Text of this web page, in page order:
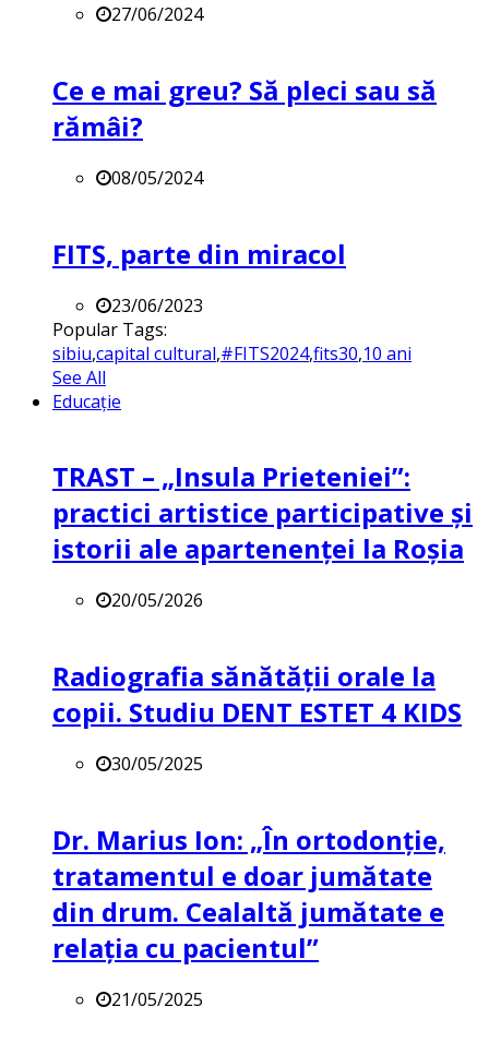
27/06/2024
Ce e mai greu? Să pleci sau să
rămâi?
08/05/2024
FITS, parte din miracol
23/06/2023
Popular Tags:
sibiu,capital cultural,#FITS2024,fits30,10 ani
See All
Educație
TRAST – „Insula Prieteniei”:
practici artistice participative și
istorii ale apartenenței la Roșia
20/05/2026
Radiografia sănătății orale la
copii. Studiu DENT ESTET 4 KIDS
30/05/2025
Dr. Marius Ion: „În ortodonție,
tratamentul e doar jumătate
din drum. Cealaltă jumătate e
relația cu pacientul”
21/05/2025